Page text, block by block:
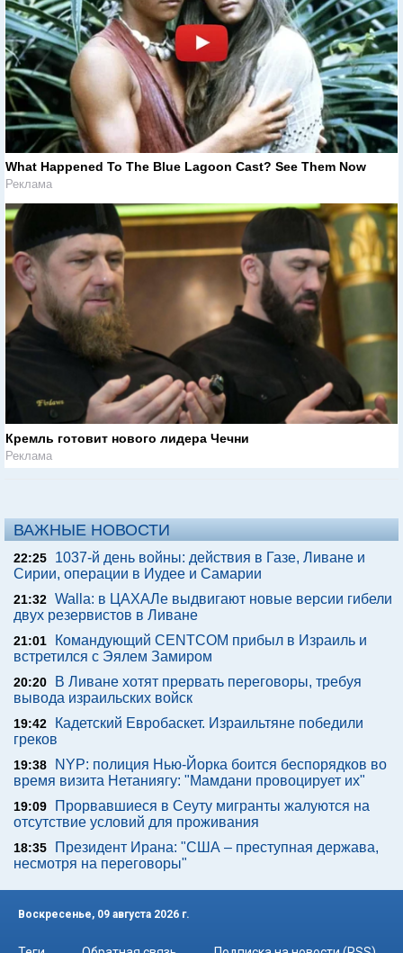
What Happened To The Blue Lagoon Cast? See Them Now
Реклама
Кремль готовит нового лидера Чечни
Реклама
ВАЖНЫЕ НОВОСТИ
22:25
1037-й день войны: действия в Газе, Ливане и
Сирии, операции в Иудее и Самарии
21:32 Walla: в ЦАХАЛе выдвигают новые версии гибели
двух резервистов в Ливане
21:01
Командующий CENTCOM прибыл в Израиль и
встретился с Эялем Замиром
20:20
В Ливане хотят прервать переговоры, требуя
вывода израильских войск
19:42
Кадетский Евробаскет. Израильтяне победили
греков
19:38
NYP: полиция Нью-Йорка боится беспорядков во
время визита Нетаниягу: "Мамдани провоцирует их"
19:09
Прорвавшиеся в Сеуту мигранты жалуются на
отсутствие условий для проживания
18:35
Президент Ирана: "США – преступная держава,
несмотря на переговоры"
Воскресенье, 09 августа 2026 г.